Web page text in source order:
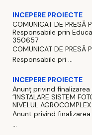
INCEPERE PROIECTE
COMUNICAT DE
Responsabile prin
350657
COMUNICAT DE
Responsabile pri ...
INCEPERE PROIECTE
Anunț privind
”INSTALARE SISTEM
NIVELUL
Anunt privind
...